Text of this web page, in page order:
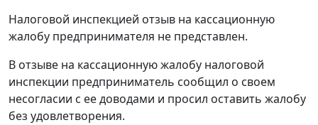
Налоговой инспекцией отзыв на кассационную
жалобу предпринимателя не представлен.
В отзыве на кассационную жалобу налоговой
инспекции предприниматель сообщил о своем
несогласии с ее доводами и просил оставить жалобу
без удовлетворения.